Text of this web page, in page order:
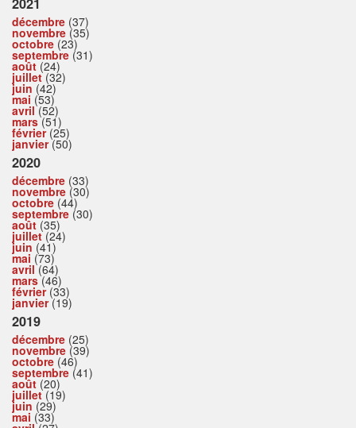
2021
décembre (37)
novembre (35)
octobre (23)
septembre (31)
août (24)
juillet(32)
juin (42)
mai (53)
avril(52)
mars(51)
février(25)
janvier(50)
2020
décembre (33)
novembre (30)
octobre (44)
septembre (30)
août (35)
juillet(24)
juin (41)
mai (73)
avril(64)
mars(46)
février(33)
janvier(19)
2019
décembre (25)
novembre (39)
octobre (46)
septembre (41)
août (20)
juillet(19)
juin (29)
mai (33)